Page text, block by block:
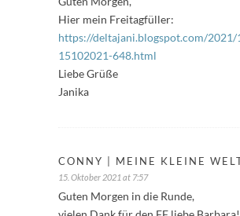
Hier mein Freitagfüller:
https://deltajani.blogspot.com/2021/
15102021-648.html
Liebe Grüße
Janika
CONNY | MEINE KLEINE
15. Oktober 2021 at 7:57
Guten Morgen in die Runde,